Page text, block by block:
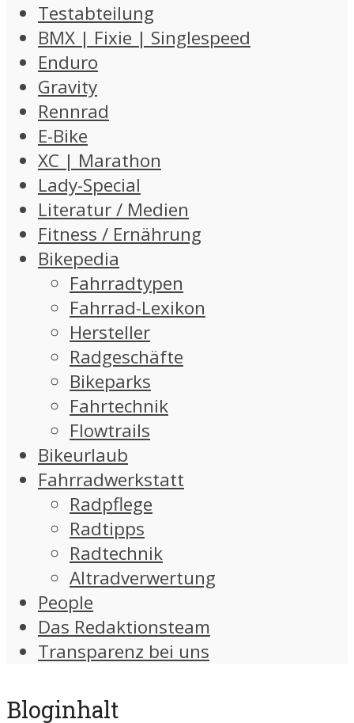
Testabteilung
BMX | Fixie | Singlespeed
Enduro
Gravity
Rennrad
E-Bike
XC | Marathon
Lady-Special
Literatur / Medien
Fitness / Ernährung
Bikepedia
Fahrradtypen
Fahrrad-Lexikon
Hersteller
Radgeschäfte
Bikeparks
Fahrtechnik
Flowtrails
Bikeurlaub
Fahrradwerkstatt
Radpflege
Radtipps
Radtechnik
Altradverwertung
People
Das Redaktionsteam
Transparenz bei uns
Bloginhalt